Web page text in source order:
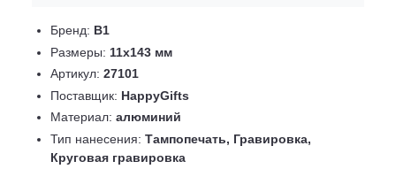
Бренд: B1
Размеры: 11х143 мм
Артикул: 27101
Поставщик: HappyGifts
Материал: алюминий
Тип нанесения: Тампопечать, Гравировка,
Круговая гравировка